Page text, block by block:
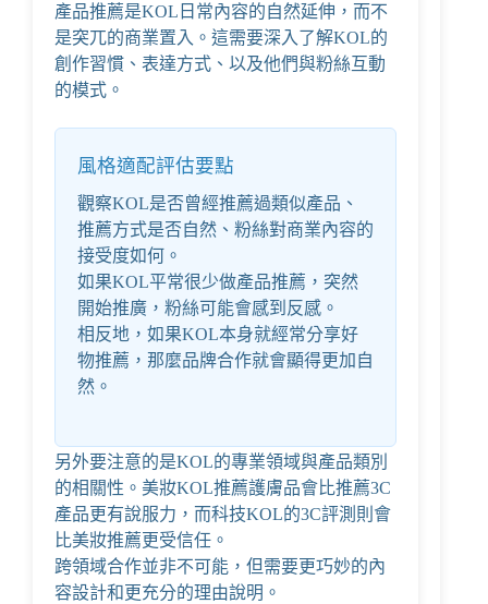
產品推薦是KOL日常內容的自然延伸，而不
是突兀的商業置入。這需要深入了解KOL的
創作習慣、表達方式、以及他們與粉絲互動
的模式。
風格適配評估要點
觀察KOL是否曾經推薦過類似產品、
推薦方式是否自然、粉絲對商業內容的
接受度如何。
如果KOL平常很少做產品推薦，突然
開始推廣，粉絲可能會感到反感。
相反地，如果KOL本身就經常分享好
物推薦，那麼品牌合作就會顯得更加自
然。
另外要注意的是KOL的專業領域與產品類別
的相關性。美妝KOL推薦護膚品會比推薦3C
產品更有說服力，而科技KOL的3C評測則會
比美妝推薦更受信任。
跨領域合作並非不可能，但需要更巧妙的內
容設計和更充分的理由說明。